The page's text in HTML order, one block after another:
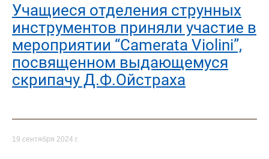
Учащиеся отделения струнных
инструментов приняли участие в
мероприятии “Camerata Violini”,
посвященном выдающемуся
скрипачу Д.Ф.Ойстраха
19 сентября 2024 г.